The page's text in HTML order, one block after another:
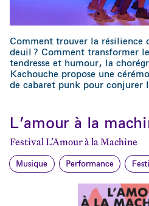
Comment trouver la résilience
deuil ? Comment transformer
tendresse et humour, la
Kachouche propose une
de cabaret punk pour conjurer
L’amour à la
Festival L’Amour à la Machine
Musique Performance